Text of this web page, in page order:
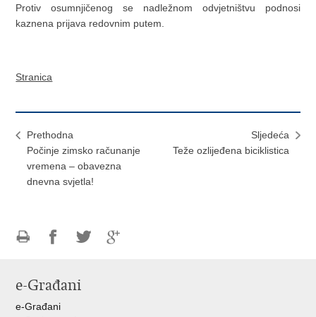
Protiv osumnjičenog se nadležnom odvjetništvu podnosi
kaznena prijava redovnim putem.
Stranica
Prethodna
Počinje zimsko računanje
vremena – obavezna
dnevna svjetla!
Sljedeća
Teže ozlijeđena biciklistica
FacebookuTwitteru
e-Građani
e-Građani